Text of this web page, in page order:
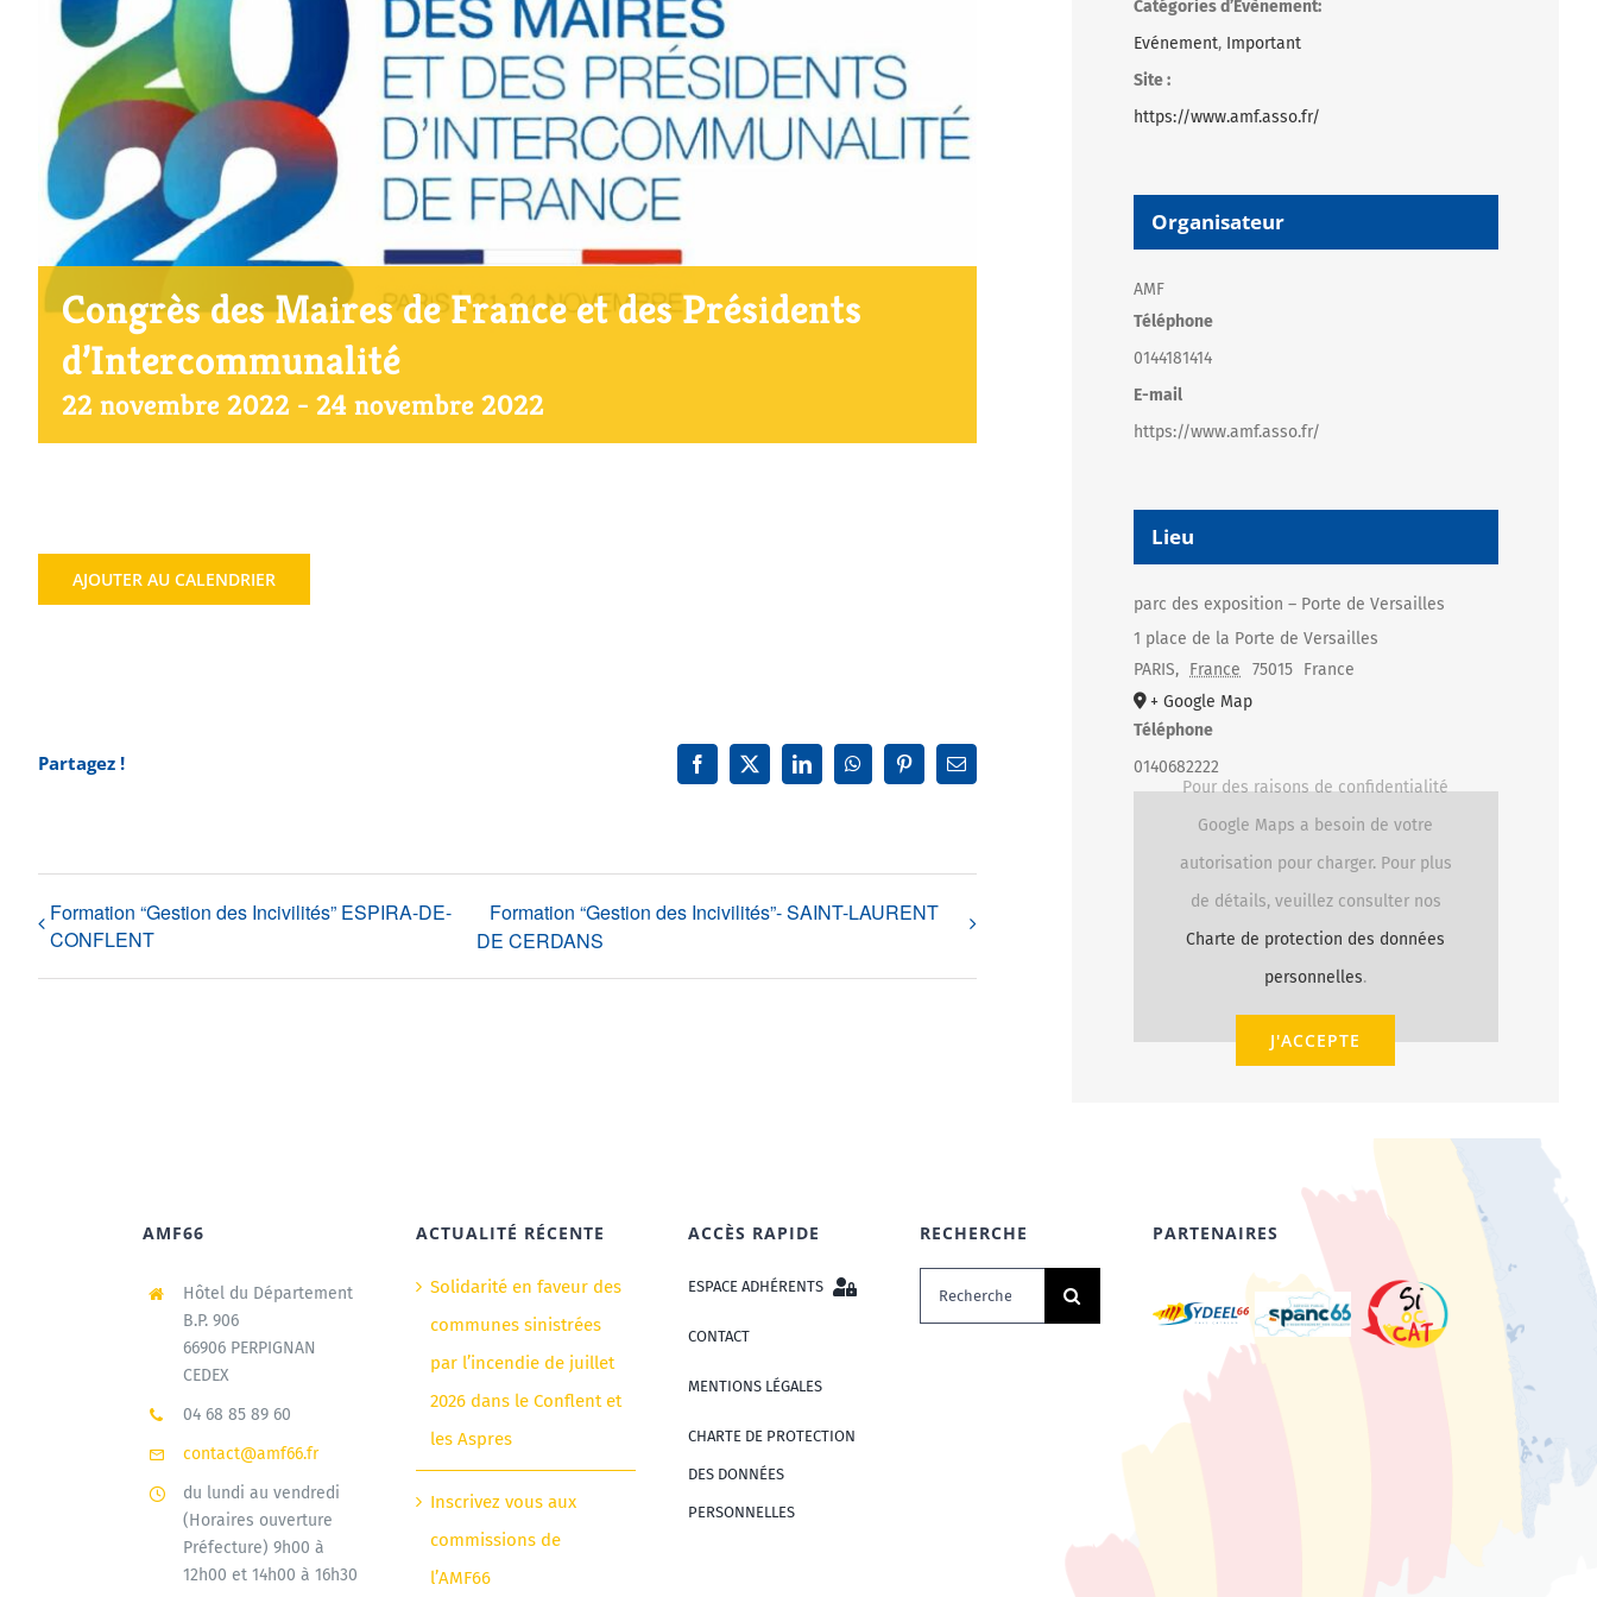
Congrès des Maires de France et des Présidents
d’Intercommunalité
22 novembre 2022 - 24 novembre 2022
AJOUTER AU CALENDRIER
Partagez ! Facebook
X LinkedInWhatsAppPinterestEmail
Formation “Gestion des Incivilités” ESPIRA-DE-
CONFLENT
Formation “Gestion des Incivilités”- SAINT-LAURENT
DE CERDANS
Catégories d’Évènement:
Evénement, Important
Site :
https://www.amf.asso.fr/
Organisateur
AMF
Téléphone
0144181414
E-mail
https://www.amf.asso.fr/
Lieu
parc des exposition – Porte de Versailles
1 place de la Porte de Versailles
PARIS, France 75015
France
+ Google Map
Téléphone
0140682222
Pour des raisons de confidentialité
Google Maps a besoin de votre
autorisation pour charger. Pour plus
de détails, veuillez consulter nos
Charte de protection des données
personnelles.
J'ACCEPTE
AMF66
Hôtel du Département
B.P. 906
66906 PERPIGNAN
CEDEX
04 68 85 89 60
contact@amf66.fr
du lundi au vendredi
(Horaires ouverture
Préfecture) 9h00 à
12h00 et 14h00 à 16h30
ACTUALITÉ RÉCENTE
Solidarité en faveur des
communes sinistrées
par l’incendie de juillet
2026 dans le Conflent et
les Aspres
Inscrivez vous aux
commissions de
l’AMF66
ACCÈS RAPIDE
ESPACE ADHÉRENTS
CONTACT
MENTIONS LÉGALES
CHARTE DE PROTECTION
DES DONNÉES
PERSONNELLES
RECHERCHE
Rechercher:
PARTENAIRES